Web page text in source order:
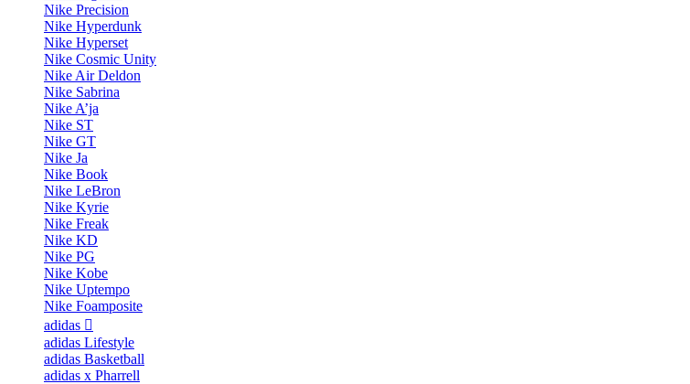
Nike Precision
Nike Hyperdunk
Nike Hyperset
Nike Cosmic Unity
Nike Air Deldon
Nike Sabrina
Nike A’ja
Nike ST
Nike GT
Nike Ja
Nike Book
Nike LeBron
Nike Kyrie
Nike Freak
Nike KD
Nike PG
Nike Kobe
Nike Uptempo
Nike Foamposite
adidas
adidas Lifestyle
adidas Basketball
adidas x Pharrell